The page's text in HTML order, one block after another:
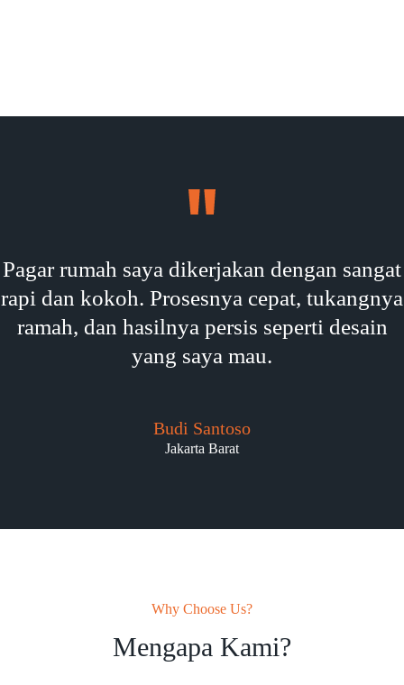
Pagar rumah saya dikerjakan dengan sangat
rapi dan kokoh. Prosesnya cepat, tukangnya
ramah, dan hasilnya persis seperti desain
yang saya mau.
Budi Santoso
Jakarta Barat
Why Choose Us?
Mengapa Kami?